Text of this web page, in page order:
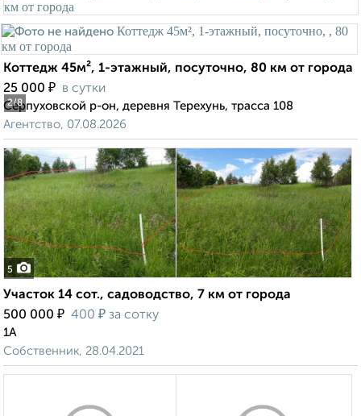
2/8
Коттедж 45м², 1-этажный, посуточно, 80 км от города
25 000 ₽ в сутки
Серпуховской р-он, деревня Терехунь, трасса 108
Агентство, 07.08.2026
5
Участок 14 сот., садоводство, 7 км от города
500 000 ₽ 400 ₽ за сотку
1А
Собственник, 28.04.2021